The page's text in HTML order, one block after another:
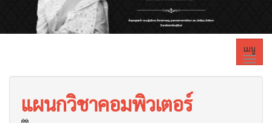
เมนู
แผนกวิชาคอมพิวเตอร์